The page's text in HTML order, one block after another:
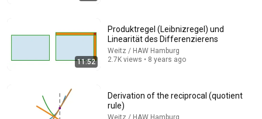
11:52
Produktregel (Leibnizregel) und
Linearität des Differenzierens
Weitz / HAW Hamburg
2.7K views • 8 years ago
Derivation of the reciprocal (quotient
rule)
Weitz / HAW Hamburg